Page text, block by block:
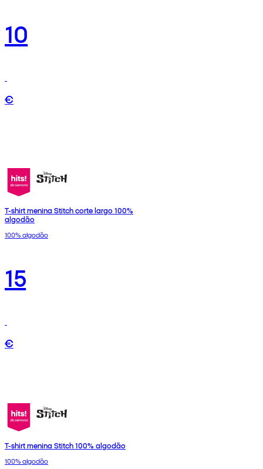
10
€
T-shirt menina Stitch corte largo 100%
algodão
100% algodão
15
€
T-shirt menina Stitch 100% algodão
100% algodão